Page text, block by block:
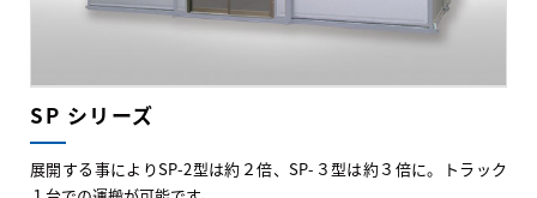
SP シリーズ
展開する事によりSP-2型は約２倍、SP-３型は約３倍に。トラック